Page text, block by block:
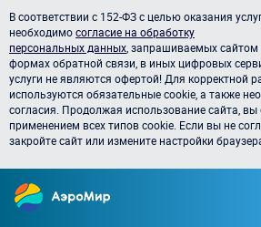
В соответствии с 152-ФЗ с целью оказания
необходимосогласие на обработку
персональных данных , запрашиваемых сайтом
формах обратной связи, в иных цифровых
услуги не являются офертой! Для корректной
используются обязательные cookie, а также
согласия. Продолжая использование сайта, вы
применением всех типов cookie. Если вы не
закройте сайт или измените настройки